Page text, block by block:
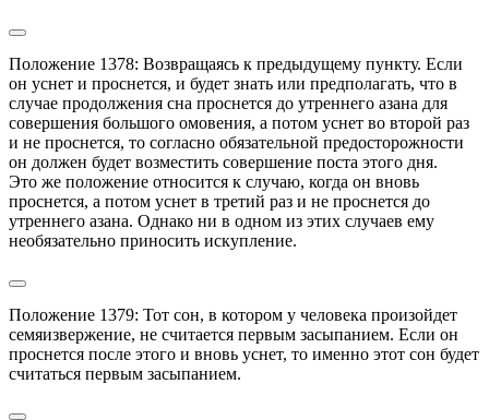
Положение 1378: Возвращаясь к предыдущему пункту. Если
он уснет и проснется, и будет знать или предполагать, что в
случае продолжения сна проснется до утреннего азана для
совершения большого омовения, а потом уснет во второй раз
и не проснется, то согласно обязательной предосторожности
он должен будет возместить совершение поста этого дня.
Это же положение относится к случаю, когда он вновь
проснется, а потом уснет в третий раз и не проснется до
утреннего азана. Однако ни в одном из этих случаев ему
необязательно приносить искупление.
Положение 1379: Тот сон, в котором у человека произойдет
семяизвержение, не считается первым засыпанием. Если он
проснется после этого и вновь уснет, то именно этот сон будет
считаться первым засыпанием.